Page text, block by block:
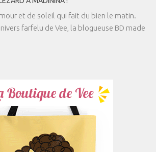
et de soleil qui fait du bien le matin.
farfelu de Vee, la blogueuse BD made